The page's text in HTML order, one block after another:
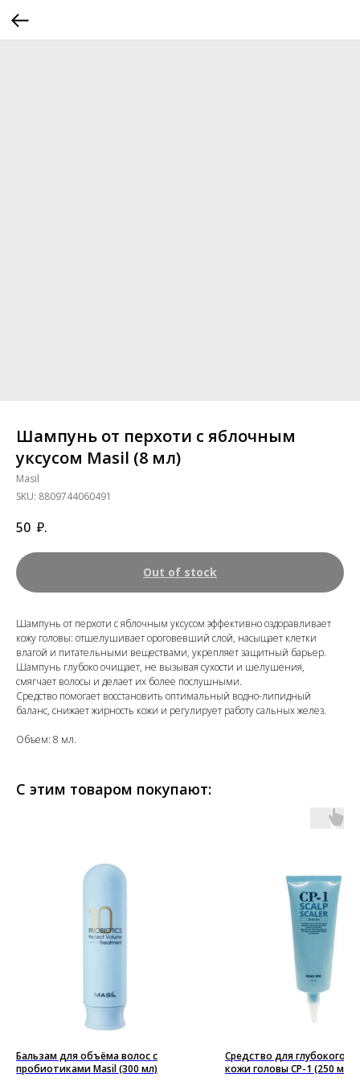
Шампунь от перхоти с яблочным
уксусом Masil (8 мл)
Masil
SKU: 8809744060491
50 ₽.
Out of stock
Шампунь от перхоти с яблочным уксусом эффективно оздоравливает
кожу головы: отшелушивает ороговевший слой, насыщает клетки
влагой и питательными веществами, укрепляет защитный барьер.
Шампунь глубоко очищает, не вызывая сухости и шелушения,
смягчает волосы и делает их более послушными.
Средство помогает восстановить оптимальный водно-липидный
баланс, снижает жирность кожи и регулирует работу сальных желез.
Объем: 8 мл.
С этим товаром покупают:
Бальзам для объёма волос с
пробиотиками Masil (300 мл)
Средство для глубокого
кожи головы CP-1 (250 мл.)